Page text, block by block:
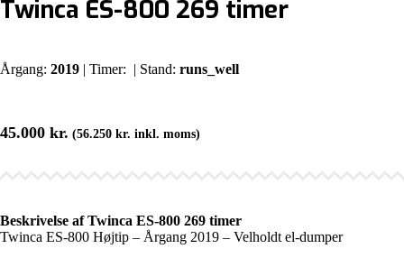
Twinca ES-800 269 timer
Årgang: 2019 | Timer: | Stand: runs_well
45.000 kr. (56.250 kr. inkl. moms)
Beskrivelse af Twinca ES-800 269 timer
Twinca ES-800 Højtip – Årgang 2019 – Velholdt el-dumper